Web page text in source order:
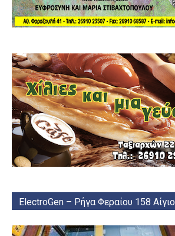
ElectroGen – Ρήγα Φεραίου 158 Αίγιο